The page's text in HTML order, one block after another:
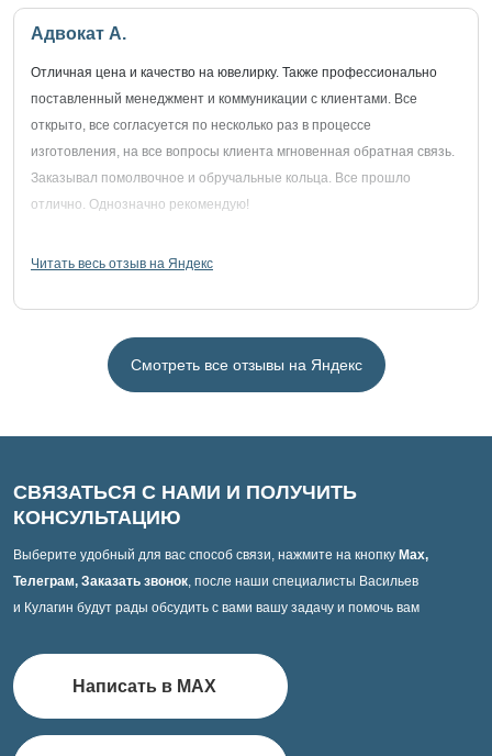
Адвокат А.
Отличная цена и качество на ювелирку. Также профессионально
поставленный менеджмент и коммуникации с клиентами. Все
открыто, все согласуется по несколько раз в процессе
изготовления, на все вопросы клиента мгновенная обратная связь.
Заказывал помолвочное и обручальные кольца. Все прошло
отлично. Однозначно рекомендую!
Читать весь отзыв на Яндекс
Смотреть все отзывы на Яндекс
СВЯЗАТЬСЯ С НАМИ И ПОЛУЧИТЬ
КОНСУЛЬТАЦИЮ
Выберите удобный для вас способ связи, нажмите на кнопку Max,
Телеграм, Заказать звонок, после наши специалисты Васильев
и Кулагин будут рады обсудить с вами вашу задачу и помочь вам
Написать в MAX